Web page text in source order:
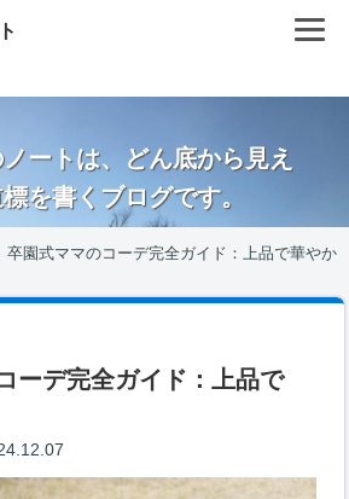
ートは、どん底から見え
を書くブログです。
卒園式ママのコーデ完全ガイド：上品で華やか
ーデ完全ガイド：上品で